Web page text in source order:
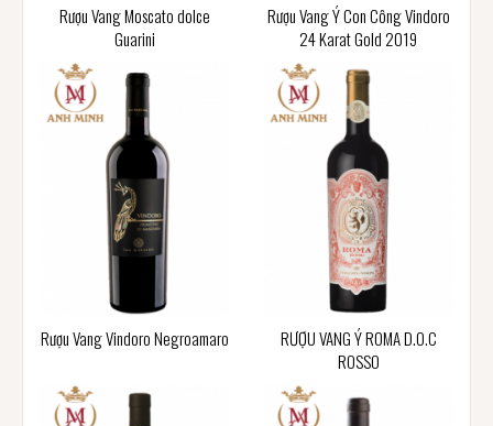
Rượu Vang Moscato dolce
Guarini
Rượu Vang Ý Con Công Vindoro
24 Karat Gold 2019
Rượu Vang Vindoro Negroamaro
RƯỢU VANG Ý ROMA D.O.C
ROSSO